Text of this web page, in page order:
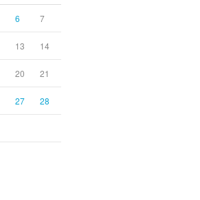
6 7
13 14
20 21
27 28